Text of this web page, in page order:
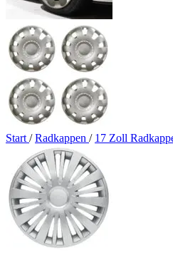
Start/ Radkappen / 17 Zoll